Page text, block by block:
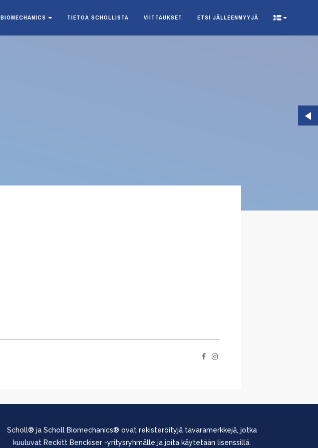
BIOMECHANICS TIETOA SCHOLLISTA VIITTAUKSET ETSI JÄLLEENMYYJÄ
Scholl® ja Scholl Biomechanics® ovat rekisteröityjä tavaramerkkejä, jotka
kuuluvat Reckitt Benckiser -yritysryhmälle ja joita käytetään lisenssillä.